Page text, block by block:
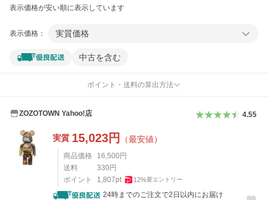
表示価格が安い順に表示しています
表示価格： 実質価格
中古を含む
ポイント・送料の算出方法
ZOZOTOWN Yahoo!店 4.55
実質 15,023円 （最安値）
商品価格 16,500 円
送料
330 円
ポイント
1,807pt 12%要エントリー
24時までのご注文で2日以内にお届け